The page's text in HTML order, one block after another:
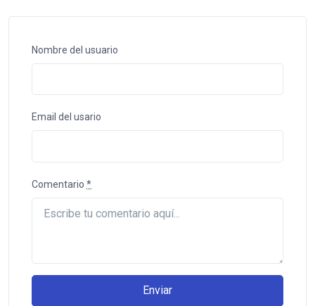
Nombre del usuario
Email del usario
Comentario *
Enviar